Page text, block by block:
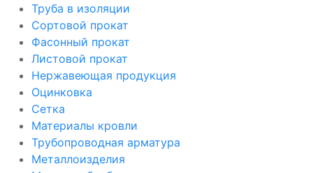
Труба в изоляции
Сортовой прокат
Фасонный прокат
Листовой прокат
Нержавеющая продукция
Оцинковка
Сетка
Материалы кровли
Трубопроводная арматура
Металлоизделия